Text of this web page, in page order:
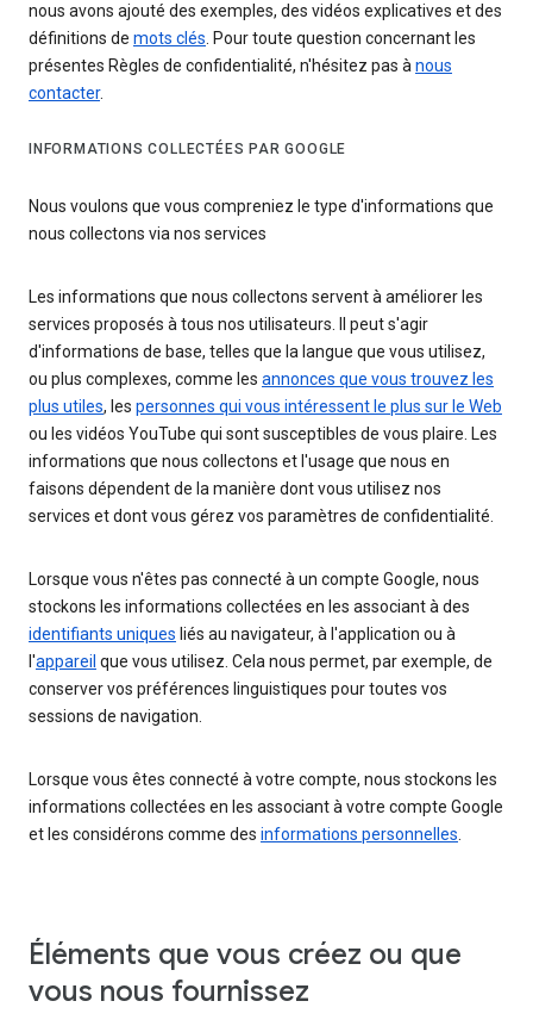
nous avons ajouté des exemples, des vidéos explicatives et des
définitions de mots clés. Pour toute question concernant les
présentes Règles de confidentialité, n'hésitez pas ànous
contacter.
INFORMATIONS COLLECTÉES PAR GOOGLE
Nous voulons que vous compreniez le type d'informations que
nous collectons via nos services
Les informations que nous collectons servent à améliorer les
services proposés à tous nos utilisateurs. Il peut s'agir
d'informations de base, telles que la langue que vous utilisez,
ou plus complexes, comme les annonces que vous trouvez les
plus utiles, les personnes qui vous intéressent le plus sur le Web
ou les vidéos YouTube qui sont susceptibles de vous plaire. Les
informations que nous collectons et l'usage que nous en
faisons dépendent de la manière dont vous utilisez nos
services et dont vous gérez vos paramètres de confidentialité.
Lorsque vous n'êtes pas connecté à un compte Google, nous
stockons les informations collectées en les associant à des
identifiants uniques liés au navigateur, à l'application ou à
l'appareil que vous utilisez. Cela nous permet, par exemple, de
conserver vos préférences linguistiques pour toutes vos
sessions de navigation.
Lorsque vous êtes connecté à votre compte, nous stockons les
informations collectées en les associant à votre compte Google
et les considérons comme des informations personnelles.
Éléments que vous créez ou que
vous nous fournissez